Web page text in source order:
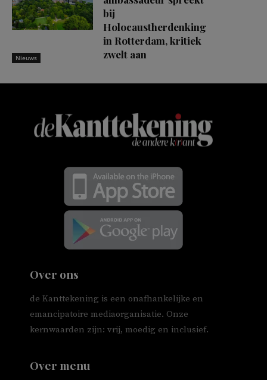
Nieuws
bij
Holocaustherdenking
in Rotterdam, kritiek
zwelt aan
Over ons
de Kanttekening is een onafhankelijke en
emancipatoire mediaorganisatie. Onze
kernwaarden zijn: vrij, moedig en inclusief.
Over menu